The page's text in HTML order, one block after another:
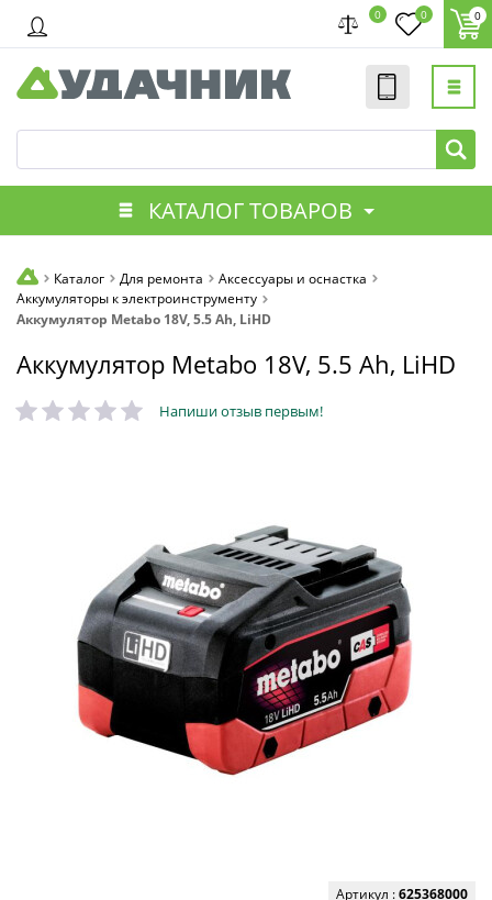
0 0 0
КАТАЛОГ ТОВАРОВ
Каталог Для ремонта
Аксессуары и оснастка
Аккумуляторы к электроинструменту
Аккумулятор Metabo 18V, 5.5 Ah, LiHD
Аккумулятор Metabo 18V, 5.5 Ah, LiHD
Напиши отзыв первым!
Артикул :625368000